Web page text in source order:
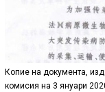
Копие на документа,
комисия на 3 януари